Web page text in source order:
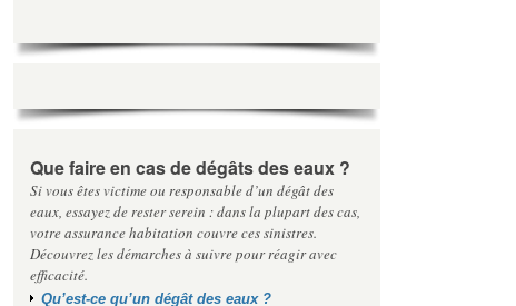
Que faire en cas de dégâts des eaux ?
Si vous êtes victime ou responsable d’un dégât des
eaux, essayez de rester serein : dans la plupart des cas,
votre assurance habitation couvre ces sinistres.
Découvrez les démarches à suivre pour réagir avec
efficacité.
Qu’est-ce qu’un dégât des eaux ?